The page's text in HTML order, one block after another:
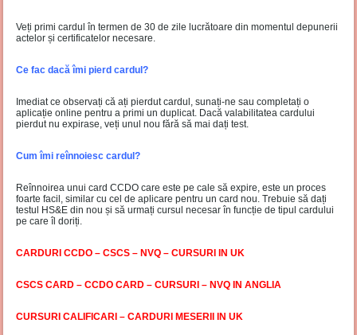
Veți primi cardul în termen de 30 de zile lucrătoare din momentul depunerii
actelor și certificatelor necesare.
Ce fac dacă îmi pierd cardul?
Imediat ce observați că ați pierdut cardul, sunați-ne sau completați o
aplicație online pentru a primi un duplicat. Dacă valabilitatea cardului
pierdut nu expirase, veți unul nou fără să mai dați test.
Cum îmi reînnoiesc cardul?
Reînnoirea unui card CCDO care este pe cale să expire, este un proces
foarte facil, similar cu cel de aplicare pentru un card nou. Trebuie să dați
testul HS&E din nou și să urmați cursul necesar în funcție de tipul cardului
pe care îl doriți.
CARDURI CCDO – CSCS – NVQ – CURSURI IN UK
CSCS CARD – CCDO CARD – CURSURI – NVQ IN ANGLIA
CURSURI CALIFICARI – CARDURI MESERII IN UK